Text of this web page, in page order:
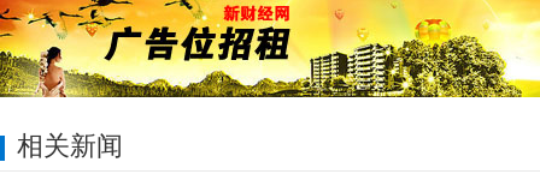
相关新闻